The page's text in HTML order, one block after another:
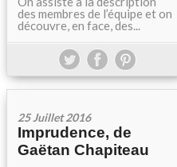
des membres de l’équipe et on
découvre, en face, des...
25 Juillet 2016
Imprudence, de
Gaëtan Chapiteau